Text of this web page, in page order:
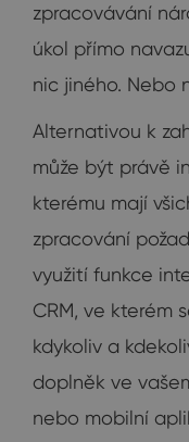
zpracovávání
úkol přímo
nic jiného. Nebo
Alternativou k
může být právě
kterému mají
zpracování
využití funkce
CRM, ve kterém
kdykoliv a
doplněk ve
nebo mobilní